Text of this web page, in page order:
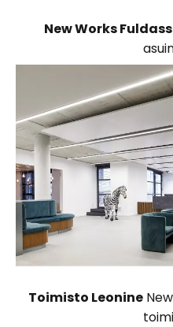
New Works
Toimisto Leonine